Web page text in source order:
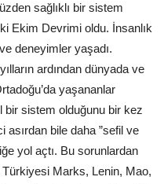
sağlıklı bir sistem
Ekim Devrimi oldu. İnsanlık
deneyimler yaşadı.
ardından dünyada ve
yaşananlar
bir sistem olduğunu bir kez
asırdan bile daha ”sefil ve
yol açtı. Bu sorunlardan
Türkiyesi Marks, Lenin, Mao,